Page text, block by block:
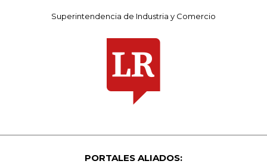
Superintendencia de Industria y Comercio
PORTALES ALIADOS: